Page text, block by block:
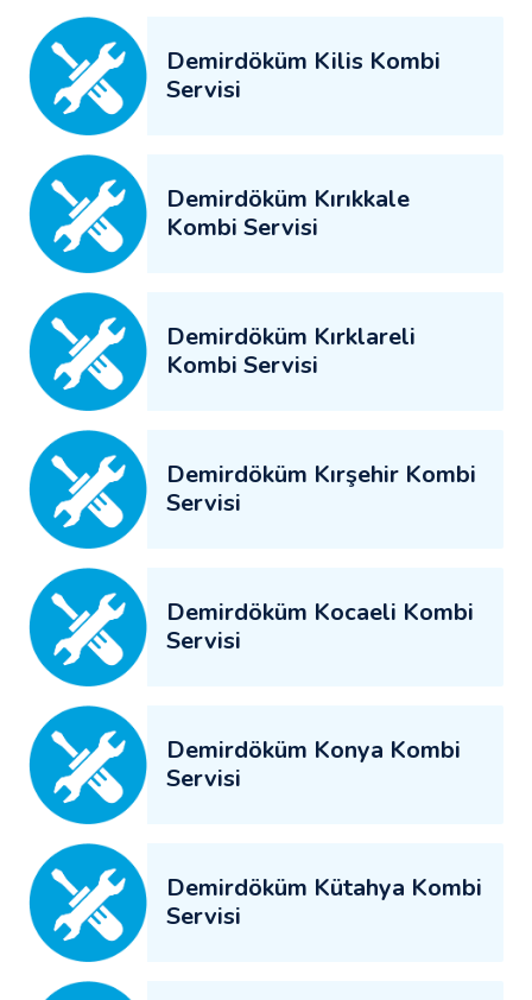
Demirdöküm Kilis Kombi
Servisi
Demirdöküm Kırıkkale
Kombi Servisi
Demirdöküm Kırklareli
Kombi Servisi
Demirdöküm Kırşehir Kombi
Servisi
Demirdöküm Kocaeli Kombi
Servisi
Demirdöküm Konya Kombi
Servisi
Demirdöküm Kütahya Kombi
Servisi